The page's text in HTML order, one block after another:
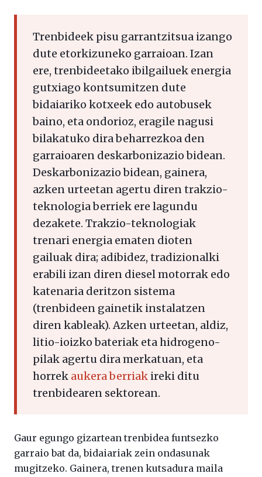
Trenbideek pisu garrantzitsua izango
dute etorkizuneko garraioan. Izan
ere, trenbideetako ibilgailuek energia
gutxiago kontsumitzen dute
bidaiariko kotxeek edo autobusek
baino, eta ondorioz, eragile nagusi
bilakatuko dira beharrezkoa den
garraioaren deskarbonizazio bidean.
Deskarbonizazio bidean, gainera,
azken urteetan agertu diren trakzio-
teknologia berriek ere lagundu
dezakete. Trakzio-teknologiak
trenari energia ematen dioten
gailuak dira; adibidez, tradizionalki
erabili izan diren diesel motorrak edo
katenaria deritzon sistema
(trenbideen gainetik instalatzen
diren kableak). Azken urteetan, aldiz,
litio-ioizko bateriak eta hidrogeno-
pilak agertu dira merkatuan, eta
horrek aukera berriak ireki ditu
trenbidearen sektorean.
Gaur egungo gizartean trenbidea funtsezko
garraio bat da, bidaiariak zein ondasunak
mugitzeko. Gainera, trenen kutsadura maila